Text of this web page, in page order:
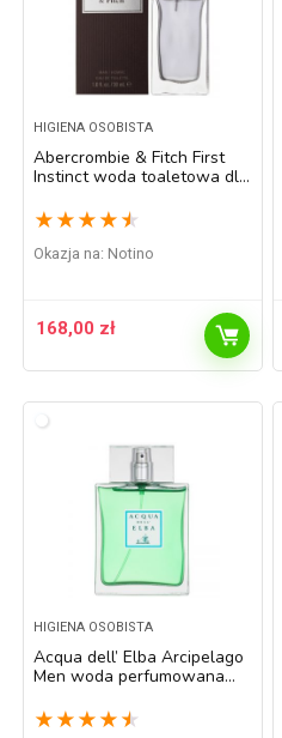
HIGIENA OSOBISTA
Abercrombie & Fitch First
Instinct woda toaletowa dla
★ ★ ★ ★ ★
Okazja na: Notino
168,00 zł
HIGIENA OSOBISTA
Acqua dell’ Elba Arcipelago
Men woda perfumowana
★ ★ ★ ★ ★